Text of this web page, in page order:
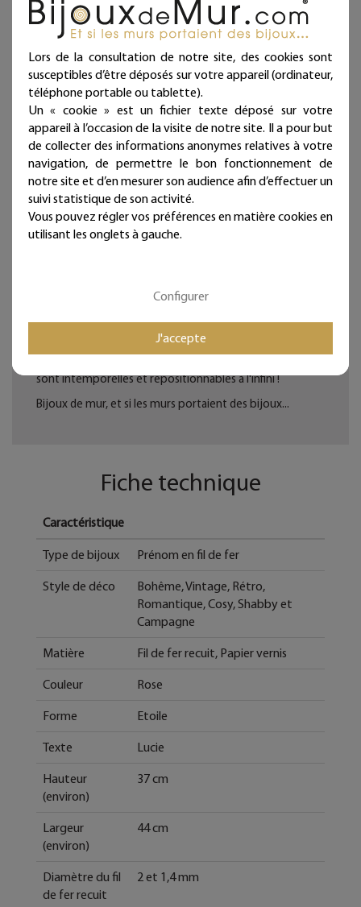
Idée cadeau artisanale, attentionnée et pleine de
tendresse et de douceur à offrir à l'occasion d'une
naissance, d'un baptême ou d'un anniversaire !
Décoration d'intérieur en fil de fer recuit noir façonnée à
la main dans notre atelier.
Fabrication française. Artisanat d'art.
Chaque bijou de mur est présenté dans une jolie
pochette prête à offrir et qui atteste sa fabrication
artisanale et française !
Deux à trois punaises fournies par ligne selon la longueur
(noir mat diamètre 11 mm - longueur 11 mm)
Tous les Bijoux de Mur sont traités anticorrosion.
Les commandes sont expédiées sous deux jours ouvrés.
Mieux qu'un sticker ou un autocollant, nos décorations
sont intemporelles et repositionnables à l'infini !
Bijoux de mur, et si les murs portaient des bijoux...
Fiche technique
Caractéristique
Type de bijoux Prénom en fil de fer
Style de déco
Bohême, Vintage, Rétro,
Romantique, Cosy, Shabby et
Campagne
Matière Fil de fer recuit, Papier vernis
Couleur Rose
Forme Etoile
Texte Lucie
Hauteur
(environ)
37 cm
Largeur
(environ)
44 cm
Diamètre du fil
de fer recuit
2 et 1,4 mm
Lors de la consultation de notre site, des cookies sont
susceptibles d’être déposés sur votre appareil (ordinateur,
téléphone portable ou tablette).
Un « cookie » est un fichier texte déposé sur votre
appareil à l’occasion de la visite de notre site. Il a pour but
de collecter des informations anonymes relatives à votre
navigation, de permettre le bon fonctionnement de
notre site et d’en mesurer son audience afin d’effectuer un
suivi statistique de son activité.
Vous pouvez régler vos préférences en matière cookies en
utilisant les onglets à gauche.
Configurer
J'accepte